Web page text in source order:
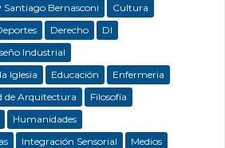
Santiago Bernasconi
Cultura
Derecho
DI
Industrial
Iglesia
Educación
Enfermeria
de Arquitectura
Filosofía
Humanidades
Integración Sensorial
Medios